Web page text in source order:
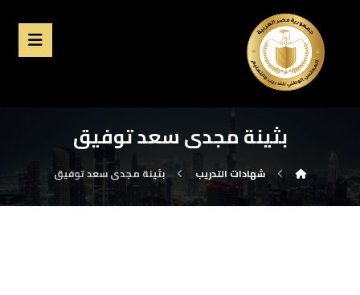
بثينة مجدى سعد توفيق
شهادات التدريب بثينة مجدى سعد توفيق